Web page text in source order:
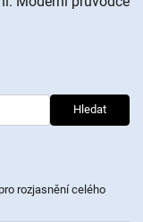
Hledat
rozjasnění celého